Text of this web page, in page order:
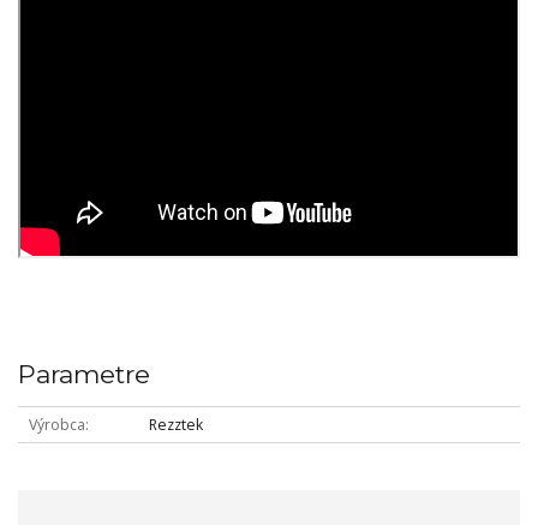
Parametre
Výrobca Rezztek